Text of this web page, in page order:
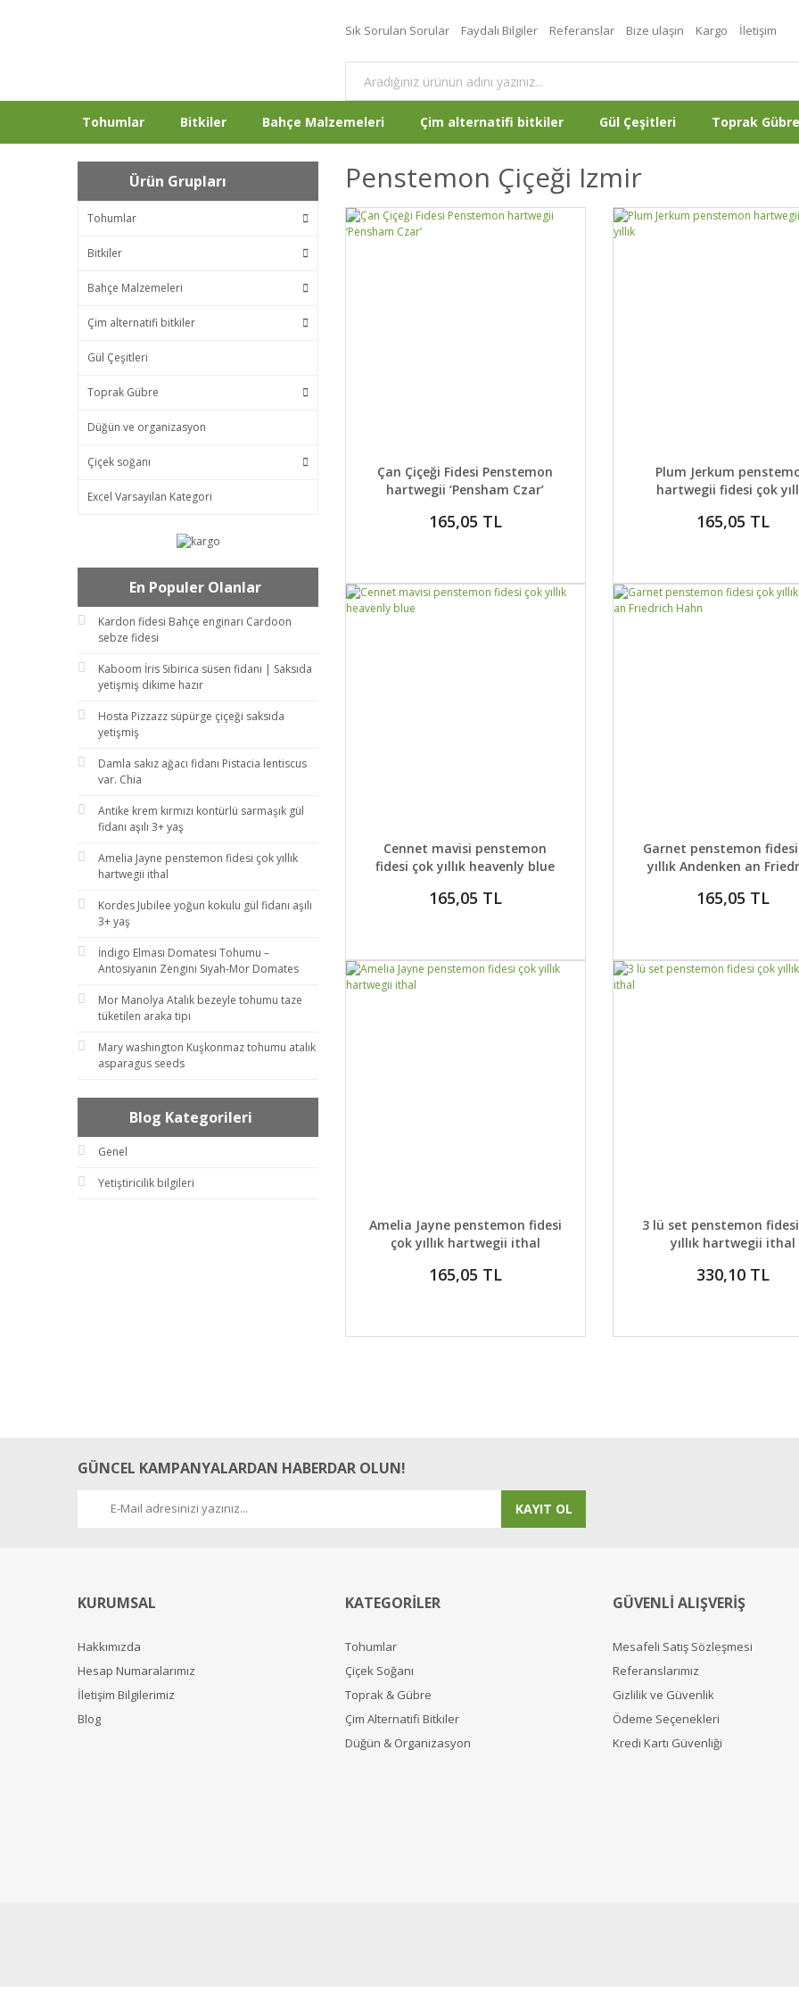
Sık Sorulan Sorular Faydalı Bilgiler Referanslar Bize ulaşın Kargo İletişim
Tohumlar Bitkiler Bahçe Malzemeleri Çim alternatifi bitkiler Gül Çeşitleri Toprak Gübre
Ürün Grupları
Tohumlar
Bitkiler
Bahçe Malzemeleri
Çim alternatifi bitkiler
Gül Çeşitleri
Toprak Gübre
Düğün ve organizasyon
Çiçek soğanı
Excel Varsayılan Kategori
En Populer Olanlar
Kardon fidesi Bahçe enginarı Cardoon
sebze fidesi
Kaboom İris Sibirica süsen fidanı | Saksıda
yetişmiş dikime hazır
Hosta Pizzazz süpürge çiçeği saksıda
yetişmiş
Damla sakız ağacı fidanı Pistacia lentiscus
var. Chia
Antike krem kırmızı kontürlü sarmaşık gül
fidanı aşılı 3+ yaş
Amelia Jayne penstemon fidesi çok yıllık
hartwegii ithal
Kordes Jubilee yoğun kokulu gül fidanı aşılı
3+ yaş
İndigo Elması Domatesi Tohumu –
Antosiyanin Zengini Siyah-Mor Domates
Mor Manolya Atalık bezeyle tohumu taze
tüketilen araka tipi
Mary washington Kuşkonmaz tohumu atalık
asparagus seeds
Blog Kategorileri
Genel
Yetiştiricilik bilgileri
Penstemon Çiçeği Izmir
DETAYLAR SEPETE EKLE
Çan Çiçeği Fidesi Penstemon
hartwegii ‘Pensham Czar’
165,05 TL
DETAYLAR
Plum Jerkum
hartwegii fidesi çok
165,05 TL
DETAYLAR SEPETE EKLE
Cennet mavisi penstemon
fidesi çok yıllık heavenly blue
165,05 TL
DETAYLAR
Garnet penstemon
yıllık Andenken an
165,05 TL
DETAYLAR SEPETE EKLE
Amelia Jayne penstemon fidesi
çok yıllık hartwegii ithal
165,05 TL
DETAYLAR GELİNCE
3 lü set penstemon
yıllık hartwegii ithal
330,10 TL
GÜNCEL KAMPANYALARDAN HABERDAR OLUN!
KAYIT OL
KURUMSAL
Hakkımızda
Hesap Numaralarımız
İletişim Bilgilerimiz
Blog
KATEGORİLER
Tohumlar
Çiçek Soğanı
Toprak & Gübre
Çim Alternatifi Bitkiler
Düğün & Organizasyon
GÜVENLİ ALIŞVERİŞ
Mesafeli Satış Sözleşmesi
Referanslarımız
Gizlilik ve Güvenlik
Ödeme Seçenekleri
Kredi Kartı Güvenliği